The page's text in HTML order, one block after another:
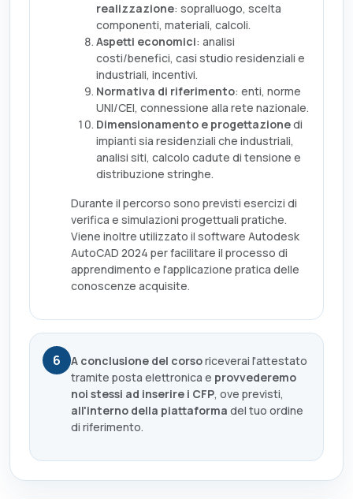
realizzazione: sopralluogo, scelta
componenti, materiali, calcoli.
Aspetti economici: analisi
costi/benefici, casi studio residenziali e
industriali, incentivi.
Normativa di riferimento: enti, norme
UNI/CEI, connessione alla rete nazionale.
Dimensionamento e progettazionedi
impianti sia residenziali che industriali,
analisi siti, calcolo cadute di tensione e
distribuzione stringhe.
Durante il percorso sono previsti esercizi di
verifica e simulazioni progettuali pratiche.
Viene inoltre utilizzato il software Autodesk
AutoCAD 2024 per facilitare il processo di
apprendimento e l'applicazione pratica delle
conoscenze acquisite.
6 A conclusione del corsoriceverai l'attestato
tramite posta elettronica e provvederemo
noi stessi ad inserire i CFP, ove previsti,
all'interno della piattaforma del tuo ordine
di riferimento.